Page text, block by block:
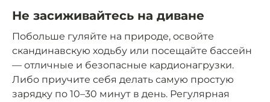
Не засиживайтесь на диване
Побольше гуляйте на природе, освойте
скандинавскую ходьбу или посещайте бассейн
— отличные и безопасные кардионагрузки.
Либо приучите себя делать самую простую
зарядку по 10–30 минут в день. Регулярная